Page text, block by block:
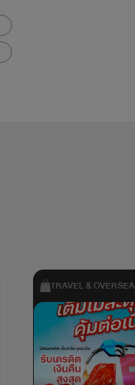
TRAVEL & OVERSEA